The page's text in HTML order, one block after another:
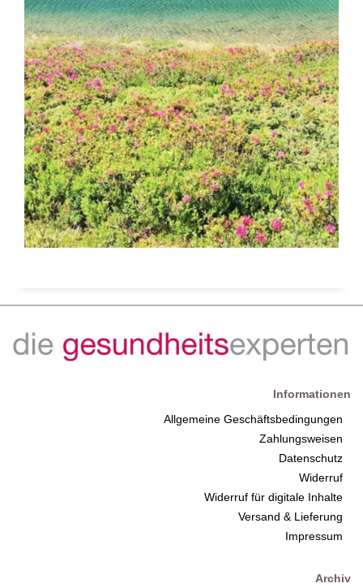
Informationen
Allgemeine Geschäftsbedingungen
Zahlungsweisen
Datenschutz
Widerruf
Widerruf für digitale Inhalte
Versand & Lieferung
Impressum
Archiv